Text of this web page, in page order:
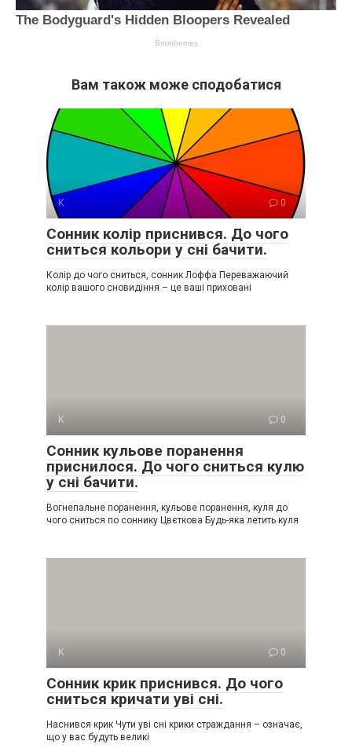
Вам також може сподобатися
К 0
Сонник колір приснився. До чого
сниться кольори у сні бачити.
Колір до чого сниться, сонник Лоффа Переважаючий
колір вашого сновидіння – це ваші приховані
К 0
Сонник кульове поранення
приснилося. До чого сниться кулю
у сні бачити.
Вогнепальне поранення, кульове поранення, куля до
чого сниться по соннику Цвєткова Будь-яка летить куля
К 0
Сонник крик приснився. До чого
сниться кричати уві сні.
Наснився крик Чути уві сні крики страждання – означає,
що у вас будуть великі